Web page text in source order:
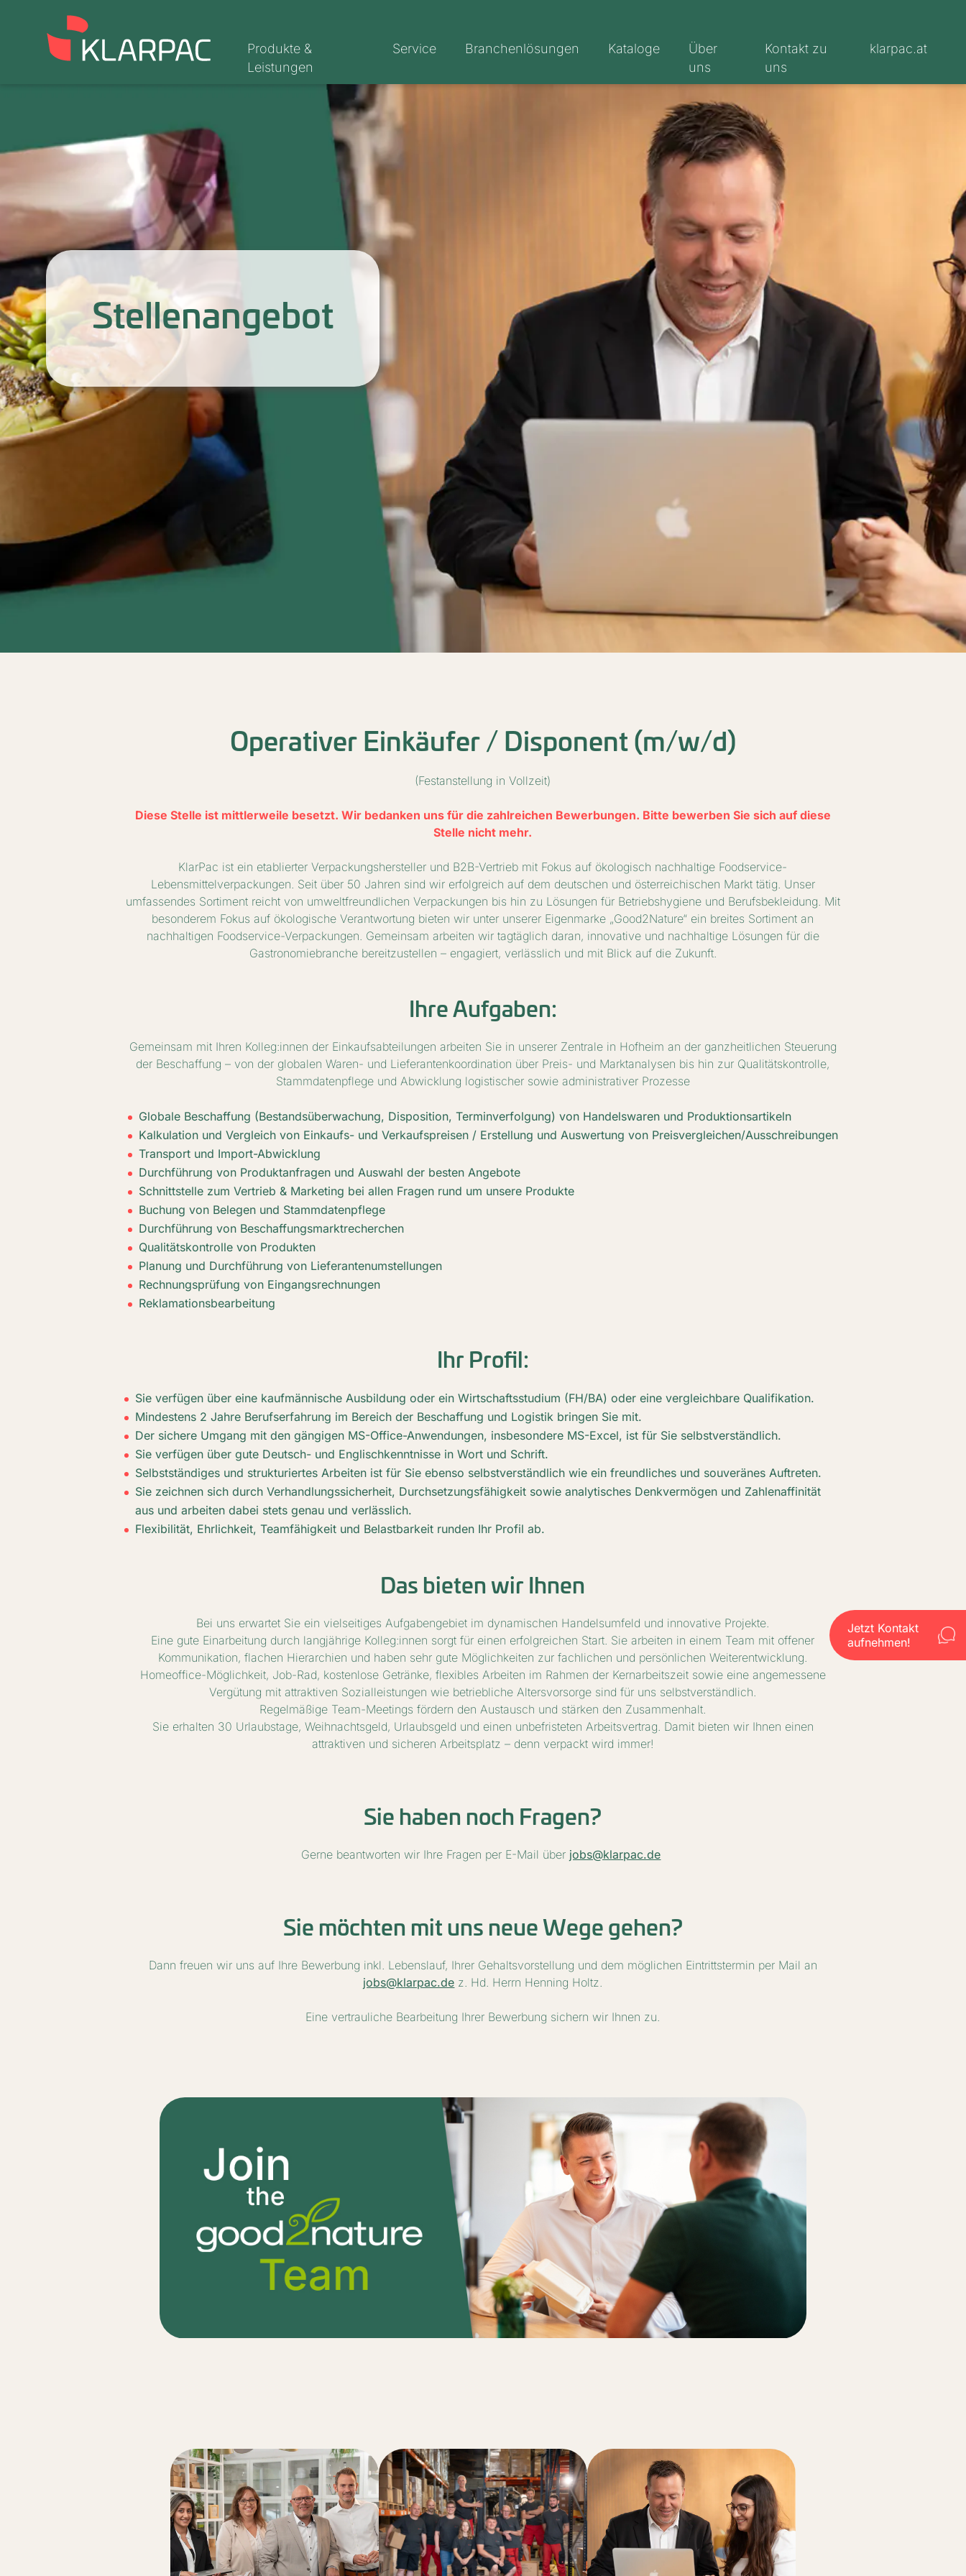
Produkte &
Leistungen
Service Branchenlösungen Kataloge
Über
uns
Kontakt zu
uns
klarpac.at
Jetzt Kontakt
aufnehmen!
Stellenangebot
Operativer Einkäufer / Disponent (m/w/d)
(Festanstellung in Vollzeit)
Diese Stelle ist mittlerweile besetzt. Wir bedanken uns für die zahlreichen Bewerbungen. Bitte bewerben Sie sich auf diese
Stelle nicht mehr.
KlarPac ist ein etablierter Verpackungshersteller und B2B-Vertrieb mit Fokus auf ökologisch nachhaltige Foodservice-
Lebensmittelverpackungen. Seit über 50 Jahren sind wir erfolgreich auf dem deutschen und österreichischen Markt tätig. Unser
umfassendes Sortiment reicht von umweltfreundlichen Verpackungen bis hin zu Lösungen für Betriebshygiene und Berufsbekleidung. Mit
besonderem Fokus auf ökologische Verantwortung bieten wir unter unserer Eigenmarke „Good2Nature“ ein breites Sortiment an
nachhaltigen Foodservice-Verpackungen. Gemeinsam arbeiten wir tagtäglich daran, innovative und nachhaltige Lösungen für die
Gastronomiebranche bereitzustellen – engagiert, verlässlich und mit Blick auf die Zukunft.
Ihre Aufgaben:
Gemeinsam mit Ihren Kolleg:innen der Einkaufsabteilungen arbeiten Sie in unserer Zentrale in Hofheim an der ganzheitlichen Steuerung
der Beschaffung – von der globalen Waren- und Lieferantenkoordination über Preis- und Marktanalysen bis hin zur Qualitätskontrolle,
Stammdatenpflege und Abwicklung logistischer sowie administrativer Prozesse
Globale Beschaffung (Bestandsüberwachung, Disposition, Terminverfolgung) von Handelswaren und Produktionsartikeln
Kalkulation und Vergleich von Einkaufs- und Verkaufspreisen / Erstellung und Auswertung von Preisvergleichen/Ausschreibungen
Transport und Import-Abwicklung
Durchführung von Produktanfragen und Auswahl der besten Angebote
Schnittstelle zum Vertrieb & Marketing bei allen Fragen rund um unsere Produkte
Buchung von Belegen und Stammdatenpflege
Durchführung von Beschaffungsmarktrecherchen
Qualitätskontrolle von Produkten
Planung und Durchführung von Lieferantenumstellungen
Rechnungsprüfung von Eingangsrechnungen
Reklamationsbearbeitung
Ihr Profil:
Sie verfügen über eine kaufmännische Ausbildung oder ein Wirtschaftsstudium (FH/BA) oder eine vergleichbare Qualifikation.
Mindestens 2 Jahre Berufserfahrung im Bereich der Beschaffung und Logistik bringen Sie mit.
Der sichere Umgang mit den gängigen MS-Office-Anwendungen, insbesondere MS-Excel, ist für Sie selbstverständlich.
Sie verfügen über gute Deutsch- und Englischkenntnisse in Wort und Schrift.
Selbstständiges und strukturiertes Arbeiten ist für Sie ebenso selbstverständlich wie ein freundliches und souveränes Auftreten.
Sie zeichnen sich durch Verhandlungssicherheit, Durchsetzungsfähigkeit sowie analytisches Denkvermögen und Zahlenaffinität
aus und arbeiten dabei stets genau und verlässlich.
Flexibilität, Ehrlichkeit, Teamfähigkeit und Belastbarkeit runden Ihr Profil ab.
Das bieten wir Ihnen
Bei uns erwartet Sie ein vielseitiges Aufgabengebiet im dynamischen Handelsumfeld und innovative Projekte.
Eine gute Einarbeitung durch langjährige Kolleg:innen sorgt für einen erfolgreichen Start. Sie arbeiten in einem Team mit offener
Kommunikation, flachen Hierarchien und haben sehr gute Möglichkeiten zur fachlichen und persönlichen Weiterentwicklung.
Homeoffice-Möglichkeit, Job-Rad, kostenlose Getränke, flexibles Arbeiten im Rahmen der Kernarbeitszeit sowie eine angemessene
Vergütung mit attraktiven Sozialleistungen wie betriebliche Altersvorsorge sind für uns selbstverständlich.
Regelmäßige Team-Meetings fördern den Austausch und stärken den Zusammenhalt.
Sie erhalten 30 Urlaubstage, Weihnachtsgeld, Urlaubsgeld und einen unbefristeten Arbeitsvertrag. Damit bieten wir Ihnen einen
attraktiven und sicheren Arbeitsplatz – denn verpackt wird immer!
Sie haben noch Fragen?
Gerne beantworten wir Ihre Fragen per E-Mail über jobs@klarpac.de
Sie möchten mit uns neue Wege gehen?
Dann freuen wir uns auf Ihre Bewerbung inkl. Lebenslauf, Ihrer Gehaltsvorstellung und dem möglichen Eintrittstermin per Mail an
jobs@klarpac.de z. Hd. Herrn Henning Holtz.
Eine vertrauliche Bearbeitung Ihrer Bewerbung sichern wir Ihnen zu.